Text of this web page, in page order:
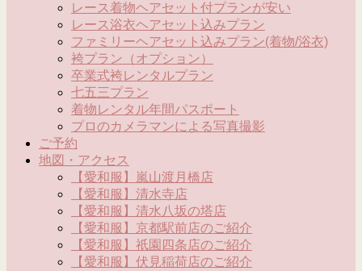
レース着物ヘアセット付プランが安い
レース浴衣ヘアセット込みプラン
ファミリーヘアセット込みプラン(着物/浴衣)
袴プラン（オプション）
卒業式袴レンタルプラン
七五三プラン
着物レンタル年間パスポート
プロのカメラマンによる写真撮影
ご予約
地図・アクセス
【愛和服】嵐山渡月橋店
【愛和服】清水寺店
【愛和服】清水八坂の塔店
【愛和服】京都駅前店のご紹介
【愛和服】祇園四条店のご紹介
【愛和服】伏見稲荷店のご紹介